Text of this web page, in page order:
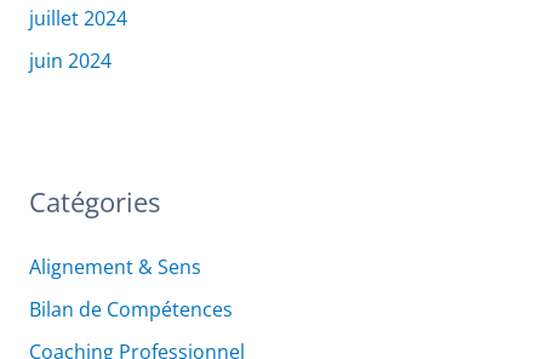
juillet 2024
juin 2024
Catégories
Alignement & Sens
Bilan de Compétences
Coaching Professionnel